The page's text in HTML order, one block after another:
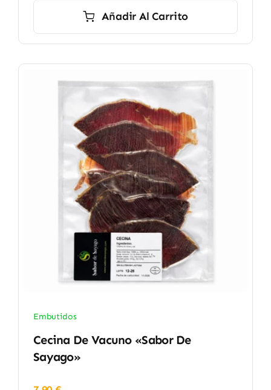
Añadir Al Carrito
Embutidos
Cecina De Vacuno «Sabor De
Sayago»